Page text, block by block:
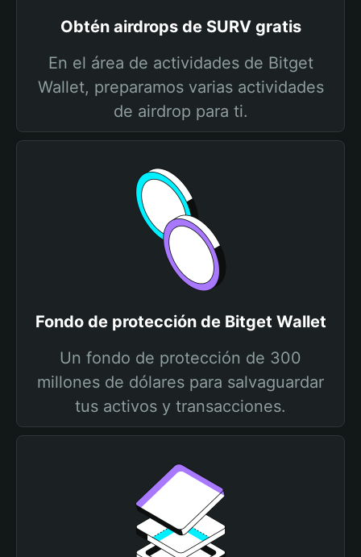
Obtén airdrops de SURV gratis
En el área de actividades de Bitget
Wallet, preparamos varias actividades
de airdrop para ti.
Fondo de protección de Bitget Wallet
Un fondo de protección de 300
millones de dólares para salvaguardar
tus activos y transacciones.